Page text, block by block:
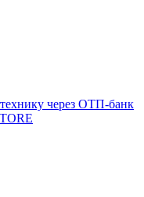
через ОТП-банк